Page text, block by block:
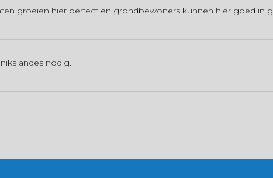
groeien hier perfect en grondbewoners kunnen hier goed in
andes nodig.